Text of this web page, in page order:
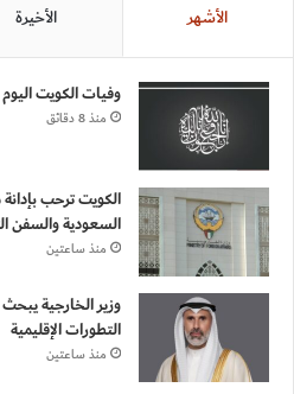
الأشهر الأخيرة
وفيات الكويت اليوم الأحد
منذ 8 دقائق
الكويت ترحب
السعودية والسفن
منذ ساعتين
وزير الخارجية
التطورات الإقليمية
منذ ساعتين